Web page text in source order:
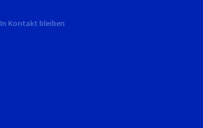
In Kontakt bleiben